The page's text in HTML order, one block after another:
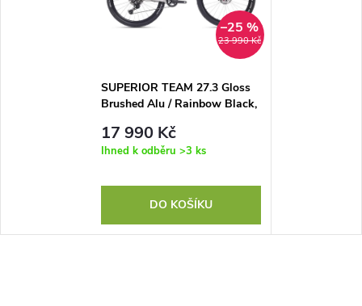
23 990 Kč
–25 %
SUPERIOR TEAM 27.3 Gloss
Brushed Alu / Rainbow Black,
17 990 Kč
Ihned k odběru >3 ks
DO KOŠÍKU